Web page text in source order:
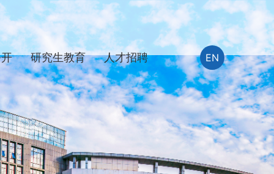
研究生教育 人才招聘 EN